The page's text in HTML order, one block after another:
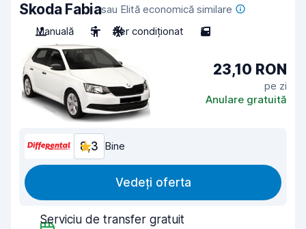
Skoda Fabiasau Elită economică similare
Manuală
5 Aer condiționat 5
23,10 RON
pe zi
Anulare gratuită
8,3 Bine
Vedeți oferta
Serviciu de transfer gratuit